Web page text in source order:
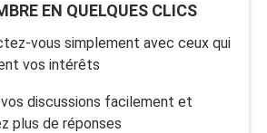
EN QUELQUES CLICS
vous simplement avec ceux qui
vos intérêts
discussions facilement et
plus de réponses